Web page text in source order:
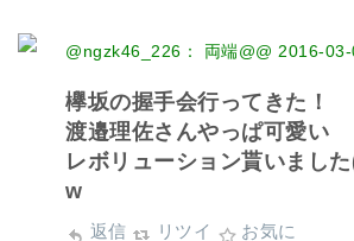
@ngzk46_226： 両端@@ 2016-
欅坂の握手会行ってきた！
渡邉理佐さんやっぱ可愛い
レボリューション貰いまし
w
返信 リツイ お気に